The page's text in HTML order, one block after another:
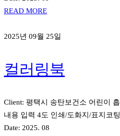
READ MORE
2025년 09월 25일
컬러링북
Client: 평택시 송탄보건소 어린이
내용 입력 4도 인쇄/도화지/표지코
Date: 2025. 08